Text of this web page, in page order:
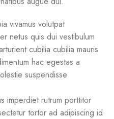
vivamus volutpat
netus quis dui vestibulum
cubilia cubilia mauris
hac egestas a
suspendisse
imperdiet rutrum porttitor
tortor ad adipiscing id